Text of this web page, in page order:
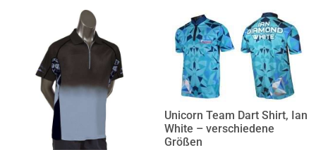
Unicorn Team Dart Shirt, Ian
White – verschiedene
Größen